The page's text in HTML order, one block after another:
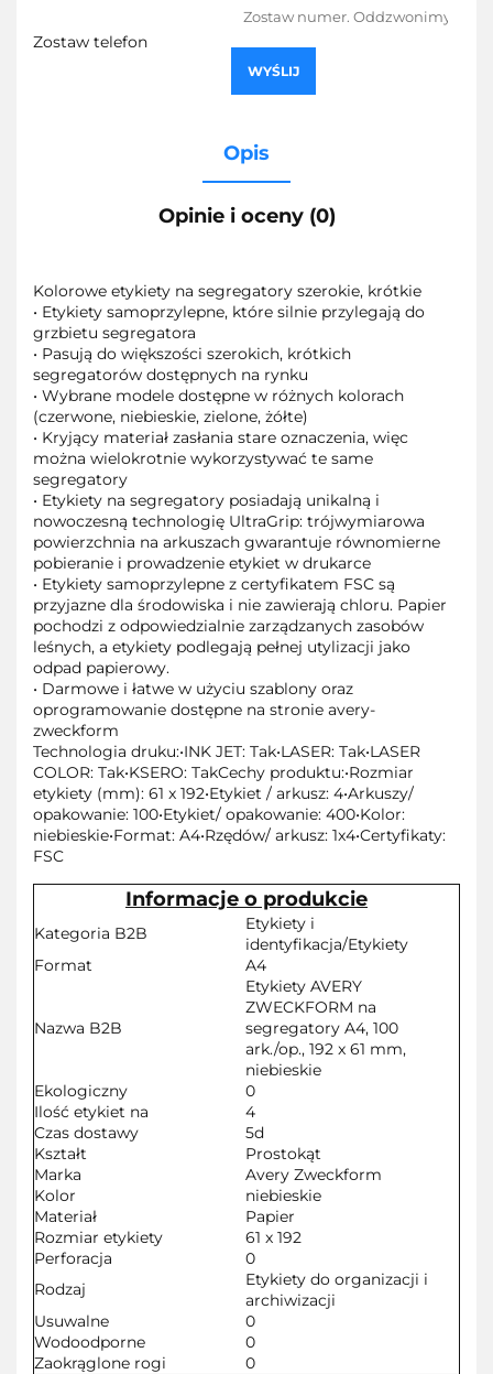
Zostaw telefon
WYŚLIJ
Opis
Opinie i oceny (0)
Kolorowe etykiety na segregatory szerokie, krótkie
• Etykiety samoprzylepne, które silnie przylegają do
grzbietu segregatora
• Pasują do większości szerokich, krótkich
segregatorów dostępnych na rynku
• Wybrane modele dostępne w różnych kolorach
(czerwone, niebieskie, zielone, żółte)
• Kryjący materiał zasłania stare oznaczenia, więc
można wielokrotnie wykorzystywać te same
segregatory
• Etykiety na segregatory posiadają unikalną i
nowoczesną technologię UltraGrip: trójwymiarowa
powierzchnia na arkuszach gwarantuje równomierne
pobieranie i prowadzenie etykiet w drukarce
• Etykiety samoprzylepne z certyfikatem FSC są
przyjazne dla środowiska i nie zawierają chloru. Papier
pochodzi z odpowiedzialnie zarządzanych zasobów
leśnych, a etykiety podlegają pełnej utylizacji jako
odpad papierowy.
• Darmowe i łatwe w użyciu szablony oraz
oprogramowanie dostępne na stronie avery-
zweckform
Technologia druku:•INK JET: Tak•LASER: Tak•LASER
COLOR: Tak•KSERO: TakCechy produktu:•Rozmiar
etykiety (mm): 61 x 192•Etykiet / arkusz: 4•Arkuszy/
opakowanie: 100•Etykiet/ opakowanie: 400•Kolor:
niebieskie•Format: A4•Rzędów/ arkusz: 1x4•Certyfikaty:
FSC
Informacje o produkcie
Kategoria B2B
Etykiety i
identyfikacja/Etykiety
Format
A4
Nazwa B2B
Etykiety AVERY
ZWECKFORM na
segregatory A4, 100
ark./op., 192 x 61 mm,
niebieskie
Ekologiczny
0
Ilość etykiet na
4
Czas dostawy
5d
Kształt
Prostokąt
Marka
Avery Zweckform
Kolor
niebieskie
Materiał
Papier
Rozmiar etykiety
61 x 192
Perforacja
0
Rodzaj
Etykiety do organizacji i
archiwizacji
Usuwalne
0
Wodoodporne
0
Zaokrąglone rogi
0